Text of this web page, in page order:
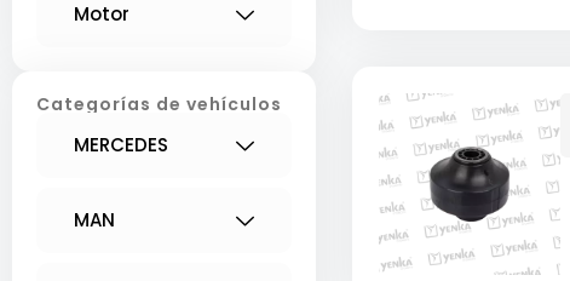
Motor
Categorías de vehículos
MERCEDES
MAN